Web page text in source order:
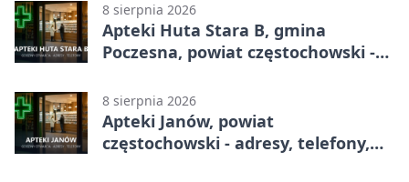
8 sierpnia 2026
Apteki Huta Stara B, gmina
Poczesna, powiat częstochowski -
8 sierpnia 2026
Apteki Janów, powiat
częstochowski - adresy, telefony,